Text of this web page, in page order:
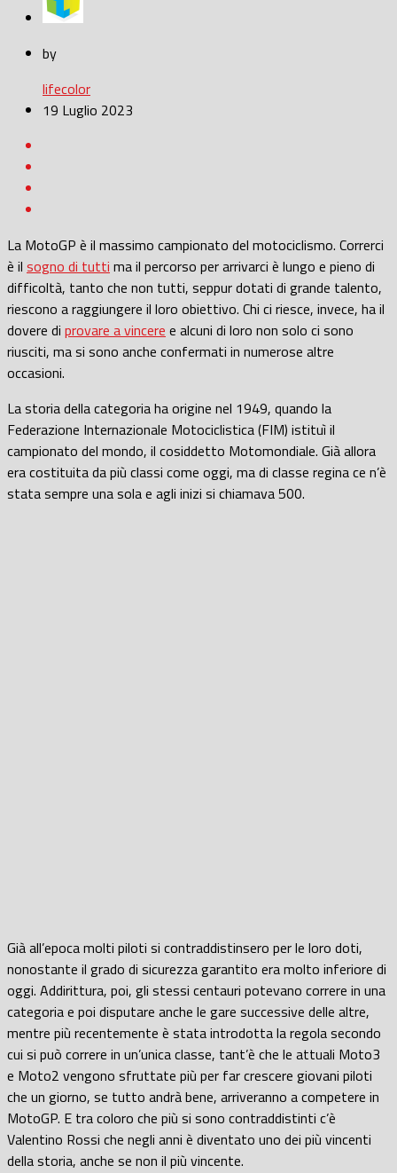
by
lifecolor
19 Luglio 2023
La MotoGP è il massimo campionato del motociclismo. Correrci
è il sogno di tutti ma il percorso per arrivarci è lungo e pieno di
difficoltà, tanto che non tutti, seppur dotati di grande talento,
riescono a raggiungere il loro obiettivo. Chi ci riesce, invece, ha il
dovere di provare a vincere e alcuni di loro non solo ci sono
riusciti, ma si sono anche confermati in numerose altre
occasioni.
La storia della categoria ha origine nel 1949, quando la
Federazione Internazionale Motociclistica (FIM) istituì il
campionato del mondo, il cosiddetto Motomondiale. Già allora
era costituita da più classi come oggi, ma di classe regina ce n’è
stata sempre una sola e agli inizi si chiamava 500.
Già all’epoca molti piloti si contraddistinsero per le loro doti,
nonostante il grado di sicurezza garantito era molto inferiore di
oggi. Addirittura, poi, gli stessi centauri potevano correre in una
categoria e poi disputare anche le gare successive delle altre,
mentre più recentemente è stata introdotta la regola secondo
cui si può correre in un’unica classe, tant’è che le attuali Moto3
e Moto2 vengono sfruttate più per far crescere giovani piloti
che un giorno, se tutto andrà bene, arriveranno a competere in
MotoGP. E tra coloro che più si sono contraddistinti c’è
Valentino Rossi che negli anni è diventato uno dei più vincenti
della storia, anche se non il più vincente.